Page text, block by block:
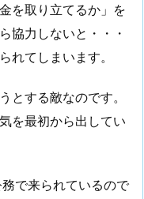
を取り立てるか」を
協力しないと・・・
れてしまいます。
とする敵なのです。
を最初から出してい
で来られているので